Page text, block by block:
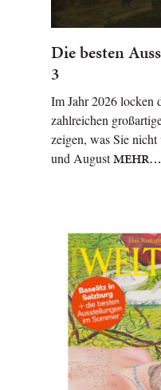
Die besten
3
Im Jahr 2026 locken
zahlreichen
zeigen, was Sie
und AugustMEHR…